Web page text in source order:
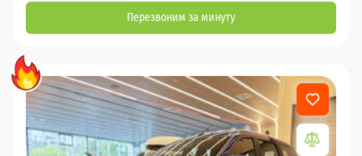
Перезвоним за минуту